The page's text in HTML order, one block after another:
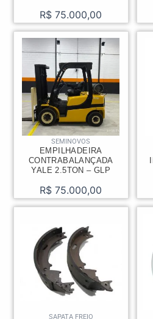
R$ 75.000,00
SEMINOVOS
EMPILHADEIRA
CONTRABALANÇADA
YALE 2.5TON – GLP
R$ 75.000,00
SAPATA FREIO